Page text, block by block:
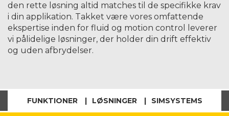
den rette løsning altid matches til de specifikke krav
i din applikation. Takket være vores omfattende
ekspertise inden for fluid og motion control leverer
vi pålidelige løsninger, der holder din drift effektiv
og uden afbrydelser.
FUNKTIONER LØSNINGER SIMSYSTEMS